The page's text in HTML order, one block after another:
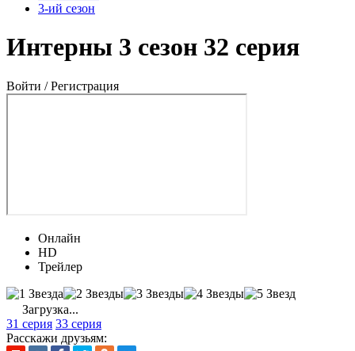
3-ий сезон
Интерны 3 сезон 32 серия
Войти / Регистрация
Онлайн
HD
Трейлер
Загрузка...
31 серия 33 серия
Расскажи друзьям: